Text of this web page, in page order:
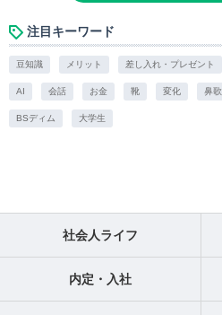
注目キーワード
豆知識 メリット 差し入れ・プレゼント
AI 会話 お金 靴 変化 鼻歌
BSディム 大学生
社会人ライフ
内定・入社